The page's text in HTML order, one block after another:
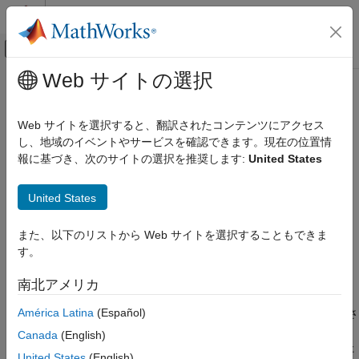
コンテンツへスキップ
オフキャンバス ナビゲーション メ
ドキュメンテーションのホーム
コード検証
Polyspace Bug Finder
Polyspace Bug Finder の結果
MISRA C:2023 命令およびルール
項目一覧
説明
例
チェック情報
メインコンテンツ
MISRA C:2023 Rule 11.5
A conversion should not be performed from pointer to void into
pointer to object
このページをすべて展開する
説明
A conversion should not be performed from pointer to void into
pointer to object
根拠
voidへのポインターがオブジェクトへのポインターにキャストさ
れる場合、結果のポインターは正しく配置されない可能性があり
ます。不適切なアライメントは未定義の動作を発生させます。た
Web サイトの選択
Web サイトを選択すると、翻訳されたコンテンツにアクセス
し、地域のイベントやサービスを確認できます。現在の位置情
報に基づき、次のサイトの選択を推奨します: United States
United States
また、以下のリストから Web サイトを選択することもできま
す。
南北アメリカ
América Latina (Español)
Canada (English)